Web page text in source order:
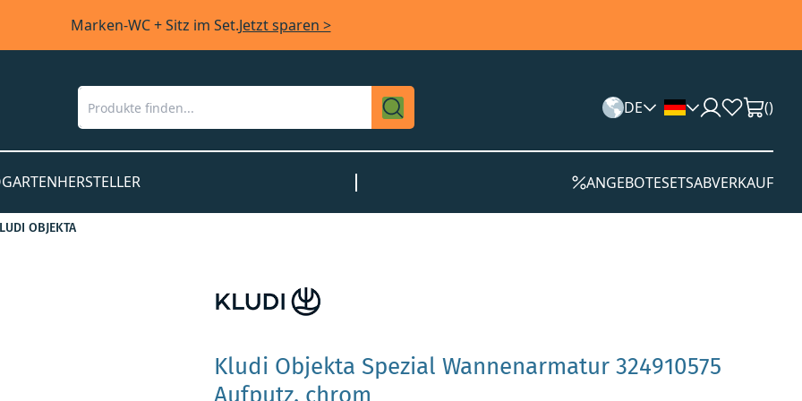
Marken-WC + Sitz im Set.Jetzt sparen >
DE ()
GARTENHERSTELLER ANGEBOTESETSABVERKAUF
OBJEKTA
Kludi Objekta Spezial Wannenarmatur 324910575